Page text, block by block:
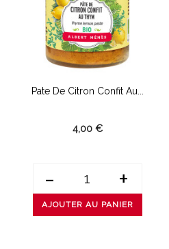
Pate De Citron Confit Au...
4,00 €
- +
AJOUTER AU PANIER